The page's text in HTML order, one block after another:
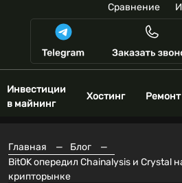
Сравнение
Инвестиции
в майнинг
Хостинг Ремонт
Главная — Блог
—
BitOK опередил Chainalysis и Crystal
крипторынке